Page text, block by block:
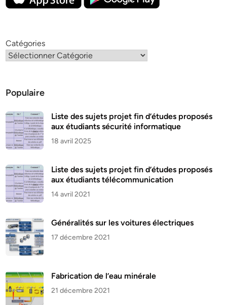
Catégories
Populaire
Liste des sujets projet fin d’études proposés
aux étudiants sécurité informatique
18 avril 2025
Liste des sujets projet fin d’études proposés
aux étudiants télécommunication
14 avril 2021
Généralités sur les voitures électriques
17 décembre 2021
Fabrication de l’eau minérale
21 décembre 2021